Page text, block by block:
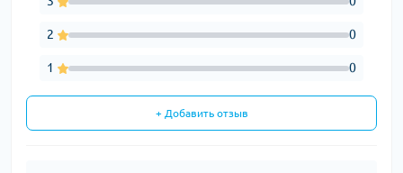
2 0
1 0
+ Добавить отзыв